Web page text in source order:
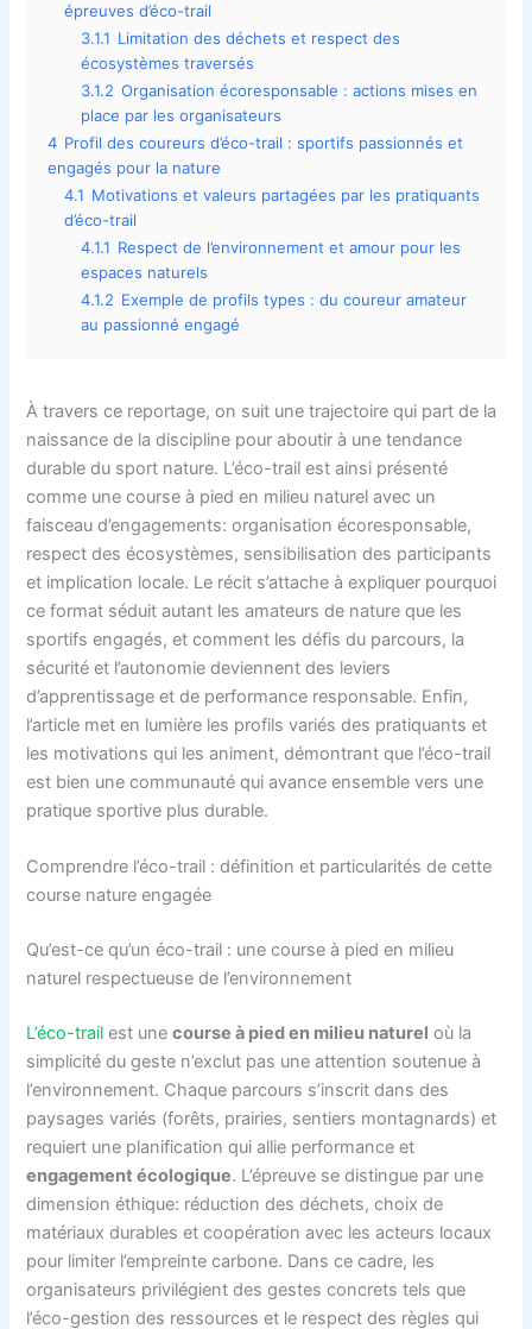
épreuves d’éco-trail
3.1.1 Limitation des déchets et respect des
écosystèmes traversés
3.1.2 Organisation écoresponsable : actions mises en
place par les organisateurs
4 Profil des coureurs d’éco-trail : sportifs passionnés et
engagés pour la nature
4.1 Motivations et valeurs partagées par les pratiquants
d’éco-trail
4.1.1 Respect de l’environnement et amour pour les
espaces naturels
4.1.2 Exemple de profils types : du coureur amateur
au passionné engagé
À travers ce reportage, on suit une trajectoire qui part de la
naissance de la discipline pour aboutir à une tendance
durable du sport nature. L’éco-trail est ainsi présenté
comme une course à pied en milieu naturel avec un
faisceau d’engagements: organisation écoresponsable,
respect des écosystèmes, sensibilisation des participants
et implication locale. Le récit s’attache à expliquer pourquoi
ce format séduit autant les amateurs de nature que les
sportifs engagés, et comment les défis du parcours, la
sécurité et l’autonomie deviennent des leviers
d’apprentissage et de performance responsable. Enfin,
l’article met en lumière les profils variés des pratiquants et
les motivations qui les animent, démontrant que l’éco-trail
est bien une communauté qui avance ensemble vers une
pratique sportive plus durable.
Comprendre l’éco-trail : définition et particularités de cette
course nature engagée
Qu’est-ce qu’un éco-trail : une course à pied en milieu
naturel respectueuse de l’environnement
L’éco-trail est unecourse à pied en milieu naturel où la
simplicité du geste n’exclut pas une attention soutenue à
l’environnement. Chaque parcours s’inscrit dans des
paysages variés (forêts, prairies, sentiers montagnards) et
requiert une planification qui allie performance et
engagement écologique. L’épreuve se distingue par une
dimension éthique: réduction des déchets, choix de
matériaux durables et coopération avec les acteurs locaux
pour limiter l’empreinte carbone. Dans ce cadre, les
organisateurs privilégient des gestes concrets tels que
l’éco-gestion des ressources et le respect des règles qui